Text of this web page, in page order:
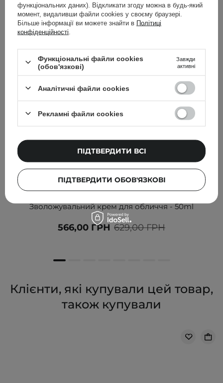
Інші клієнти також перевіряли
АКЦІЯ
Зволожувальний крем для обличчя - 50ml
629,00 ГРН
566,00 ГРН
Клієнти, які купували цей товар,
також купували
функціональних даних). Відкликати згоду можна в будь-який
момент, видаливши файли cookies у своєму браузері.
Більше інформації ви можете знайти в Політиці
конфіденційності
Функціональні файли cookies
(обов'язкові)
Завжди
активні
Аналітичні файли cookies
Рекламні файли cookies
ПІДТВЕРДИТИ ОБОВ'ЯЗКОВІ
ПІДТВЕРДИТИ ВСІ